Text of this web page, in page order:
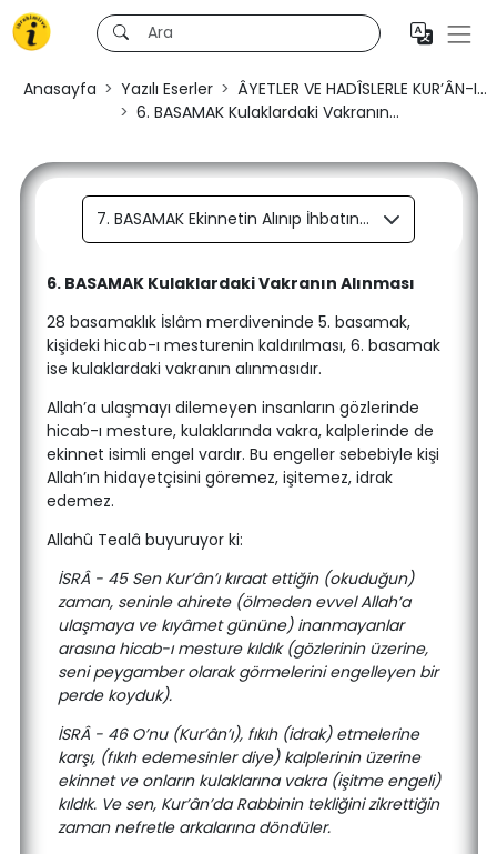
Anasayfa Yazılı Eserler
ÂYETLER VE HADÎSLERLE KUR’ÂN-I...
6. BASAMAK Kulaklardaki Vakranın...
7. BASAMAK Ekinnetin Alınıp İhbatın Konması
6. BASAMAK Kulaklardaki Vakranın Alınması
28 basamaklık İslâm merdiveninde 5. basamak,
kişideki hicab-ı mesturenin kaldırılması, 6. basamak
ise kulaklardaki vakranın alınmasıdır.
Allah’a ulaşmayı dilemeyen insanların gözlerinde
hicab-ı mesture, kulaklarında vakra, kalplerinde de
ekinnet isimli engel vardır. Bu engeller sebebiyle kişi
Allah’ın hidayetçisini göremez, işitemez, idrak
edemez.
Allahû Tealâ buyuruyor ki:
İSRÂ - 45 Sen Kur’ân’ı kıraat ettiğin (okuduğun)
zaman, seninle ahirete (ölmeden evvel Allah’a
ulaşmaya ve kıyâmet gününe) inanmayanlar
arasına hicab-ı mesture kıldık (gözlerinin üzerine,
seni peygamber olarak görmelerini engelleyen bir
perde koyduk).
İSRÂ - 46 O’nu (Kur’ân’ı), fıkıh (idrak) etmelerine
karşı, (fıkıh edemesinler diye) kalplerinin üzerine
ekinnet ve onların kulaklarına vakra (işitme engeli)
kıldık. Ve sen, Kur’ân’da Rabbinin tekliğini zikrettiğin
zaman nefretle arkalarına döndüler.